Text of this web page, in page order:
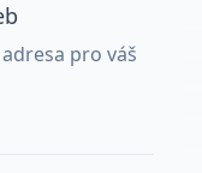
pro váš